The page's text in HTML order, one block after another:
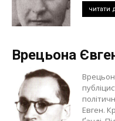
читати
Врецьона
Евген.